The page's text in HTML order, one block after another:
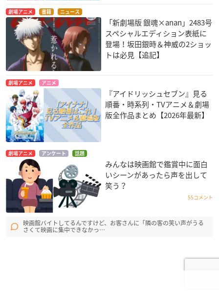
劇場アニメ 書籍 ニュース
「新劇場版 銀魂×anan」2483号
スペシャルエディション表紙に
登場！坂田銀時＆神威の2ショッ
トは必見【追記】
劇場アニメ アニメ
『アイドリッシュセブン』見る
順番・時系列・TVアニメ＆劇場
版全作品まとめ【2026年最新】
劇場アニメ アンケート 話題
みんなは映画館で鑑賞中に面白
いシーンがあったら声を出して
笑う？
55コメント
映画館バイトしてるんですけど、お客さんに「隣の客の笑い声がうる
さくて映画に集中できなかっ…